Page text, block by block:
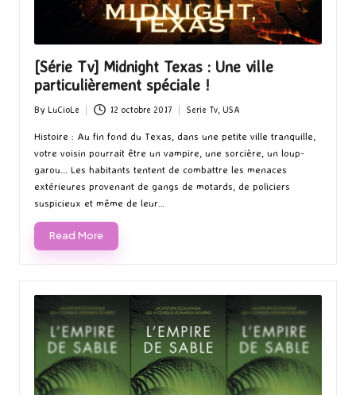
[Série Tv] Midnight Texas : Une ville
particulièrement spéciale !
Posted
by
By LuCioLe 12 octobre 2017
in
Serie Tv, USA
Histoire : Au fin fond du Texas, dans une petite ville tranquille,
votre voisin pourrait être un vampire, une sorcière, un loup-
garou... Les habitants tentent de combattre les menaces
extérieures provenant de gangs de motards, de policiers
suspicieux et même de leur…
Read More